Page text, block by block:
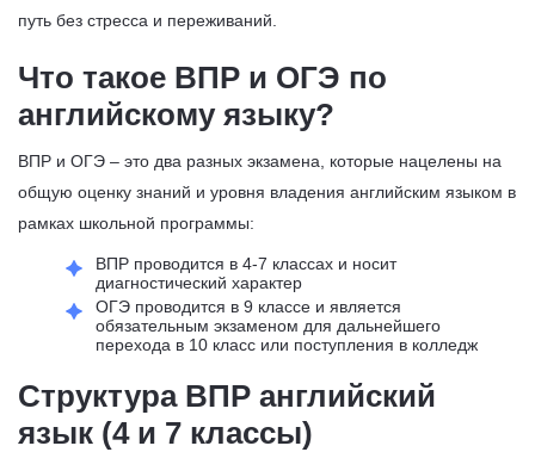
путь без стресса и переживаний.
Что такое ВПР и ОГЭ по
английскому языку?
ВПР и ОГЭ – это два разных экзамена, которые нацелены на
общую оценку знаний и уровня владения английским языком в
рамках школьной программы:
ВПР проводится в 4-7 классах и носит
диагностический характер
ОГЭ проводится в 9 классе и является
обязательным экзаменом для дальнейшего
перехода в 10 класс или поступления в колледж
Структура ВПР английский
язык (4 и 7 классы)